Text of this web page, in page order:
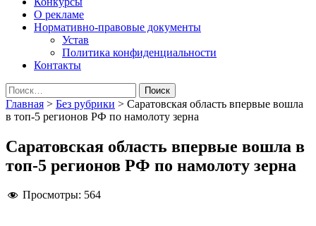
О рекламе
Нормативно-правовые документы
Устав
Политика конфиденциальности
Контакты
Найти:
Главная > Без рубрики > Саратовская область впервые вошла
в топ-5 регионов РФ по намолоту зерна
Саратовская область впервые вошла в
топ-5 регионов РФ по намолоту зерна
Просмотры: 564